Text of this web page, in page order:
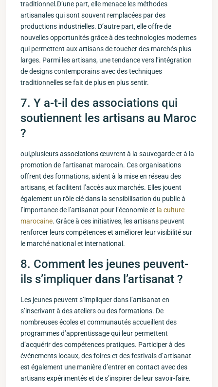
traditionnel.D’une part, elle menace les méthodes
artisanales qui sont souvent remplacées par des
productions industrielles. D’autre part, elle offre de
nouvelles⁢ opportunités grâce ⁤à des technologies ⁢modernes
qui permettent ⁤aux artisans‍ de toucher des marchés plus
larges. Parmi les artisans, une tendance vers l’intégration
de designs contemporains avec des techniques
traditionnelles se⁤ fait de plus en plus sentir.
7. Y ‍a-t-il⁢ des ‌associations ⁢qui‍
soutiennent les ​artisans​ au Maroc
?
oui,plusieurs associations ​œuvrent à ‍la sauvegarde et à la
⁣promotion de l’artisanat⁤ marocain. Ces organisations
offrent des formations, aident à la mise en réseau des
artisans, et facilitent l’accès aux marchés. Elles jouent
également un rôle clé ‍dans la sensibilisation du public ⁣à
l’importance de l’artisanat pour⁤ l’économie et la culture⁣
marocaine.⁤ Grâce à ces initiatives,‍ les artisans peuvent
‍renforcer leurs compétences et améliorer leur visibilité sur
le marché national et international.
8. Comment les jeunes ‍peuvent-
ils s’impliquer dans l’artisanat ?
Les jeunes peuvent ‍s’impliquer⁣ dans l’artisanat ‍en
s’inscrivant‌ à des⁤ ateliers ou des formations. De
nombreuses écoles et communautés accueillent des
programmes⁢ d’apprentissage qui leur permettent
d’acquérir des compétences‍ pratiques. Participer‌ à des⁣
événements locaux, des foires et des festivals d’artisanat
est également une manière d’entrer en⁢ contact avec ⁢des
artisans​ expérimentés et de s’inspirer de leur savoir-faire.